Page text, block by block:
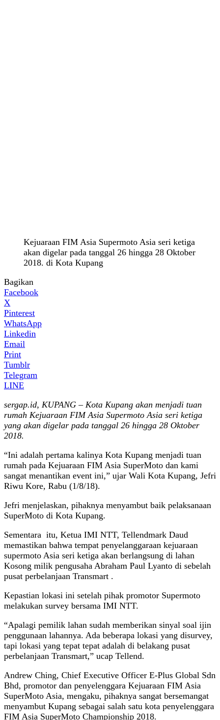
Kejuaraan FIM Asia Supermoto Asia seri ketiga
akan digelar pada tanggal 26 hingga 28 Oktober
2018. di Kota Kupang
Bagikan
Facebook
X
Pinterest
WhatsApp
Linkedin
Email
Print
Tumblr
Telegram
LINE
sergap.id, KUPANG – Kota Kupang akan menjadi tuan
rumah Kejuaraan FIM Asia Supermoto Asia seri ketiga
yang akan digelar pada tanggal 26 hingga 28 Oktober
2018.
“Ini adalah pertama kalinya Kota Kupang menjadi tuan
rumah pada Kejuaraan FIM Asia SuperMoto dan kami
sangat menantikan event ini,” ujar Wali Kota Kupang, Jefri
Riwu Kore, Rabu (1/8/18).
Jefri menjelaskan, pihaknya menyambut baik pelaksanaan
SuperMoto di Kota Kupang.
Sementara itu, Ketua IMI NTT, Tellendmark Daud
memastikan bahwa tempat penyelanggaraan kejuaraan
supermoto Asia seri ketiga akan berlangsung di lahan
Kosong milik pengusaha Abraham Paul Lyanto di sebelah
pusat perbelanjaan Transmart .
Kepastian lokasi ini setelah pihak promotor Supermoto
melakukan survey bersama IMI NTT.
“Apalagi pemilik lahan sudah memberikan sinyal soal ijin
penggunaan lahannya. Ada beberapa lokasi yang disurvey,
tapi lokasi yang tepat tepat adalah di belakang pusat
perbelanjaan Transmart,” ucap Tellend.
Andrew Ching, Chief Executive Officer E-Plus Global Sdn
Bhd, promotor dan penyelenggara Kejuaraan FIM Asia
SuperMoto Asia, mengaku, pihaknya sangat bersemangat
menyambut Kupang sebagai salah satu kota penyelenggara
FIM Asia SuperMoto Championship 2018.